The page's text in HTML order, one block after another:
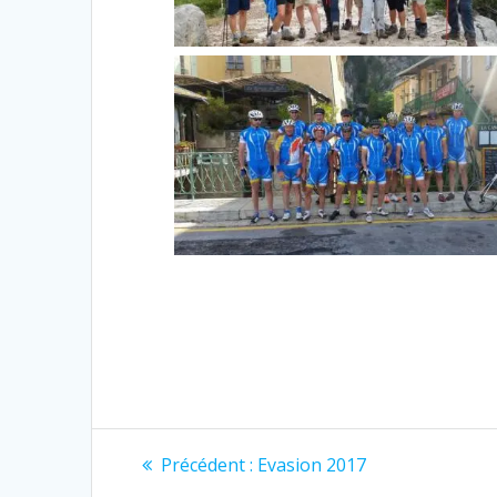
Navigation
Précédent : Article
Evasion 2017